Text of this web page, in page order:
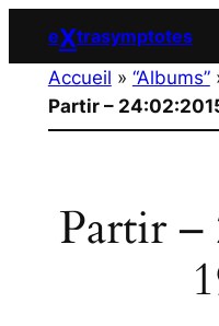
contenu
eXtrasymptotes
Accueil » “Albums”
Partir –
Partir –